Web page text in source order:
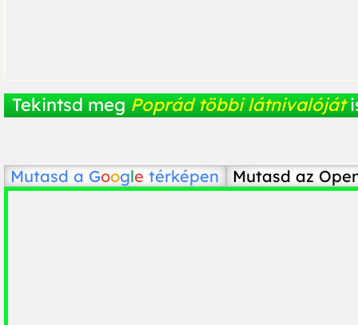
Tekintsd meg Poprád többi látnivalóját
Mutasd a Google térképen Mutasd az